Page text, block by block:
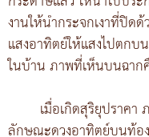
งานให้นำกระจกเงาที่ปิด
แสงอาทิตย์ให้แสงไปตก
ในบ้าน ภาพที่เห็นบนฉา
เมื่อเกิดสุริยุปราค